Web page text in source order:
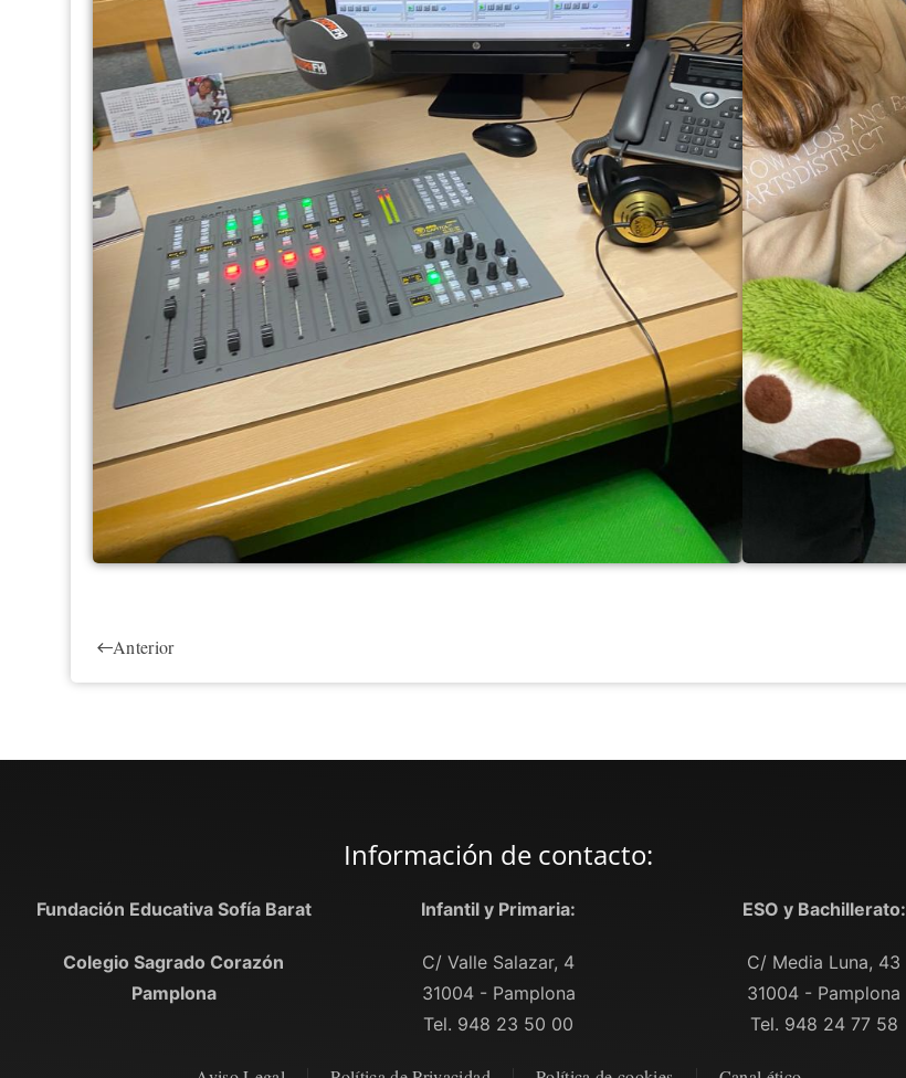
Anterior
Información de contacto:
Fundación Educativa Sofía Barat
Colegio Sagrado Corazón
Pamplona
Infantil y Primaria:
C/ Valle Salazar, 4
31004 - Pamplona
Tel. 948 23 50 00
ESO y Bachillerato:
C/ Media Luna, 43
31004 - Pamplona
Tel. 948 24 77 58